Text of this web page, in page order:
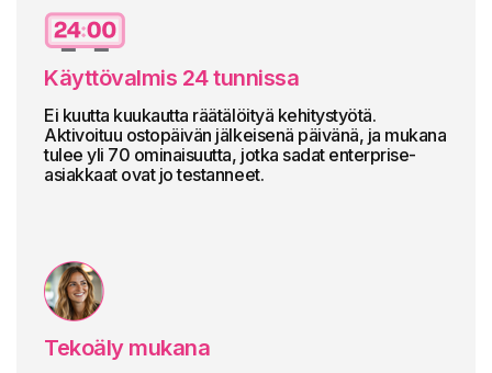
Käyttövalmis 24 tunnissa
Ei kuutta kuukautta räätälöityä kehitystyötä.
Aktivoituu ostopäivän jälkeisenä päivänä, ja mukana
tulee yli 70 ominaisuutta, jotka sadat enterprise-
asiakkaat ovat jo testanneet.
Tekoäly mukana